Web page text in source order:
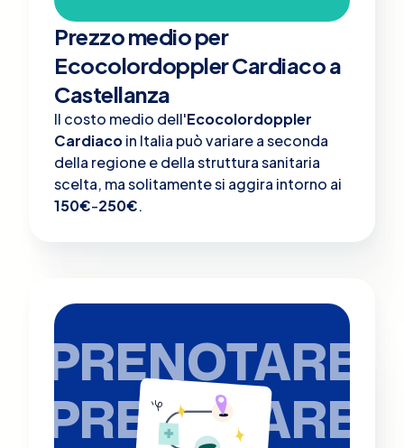
Prezzo medio per
Ecocolordoppler Cardiaco a
Castellanza
Il costo medio dell'Ecocolordoppler
Cardiacoin Italia può variare a seconda
della regione e della struttura sanitaria
scelta, ma solitamente si aggira intorno ai
150€-250€.
PRENOTARE
PRENOTARE